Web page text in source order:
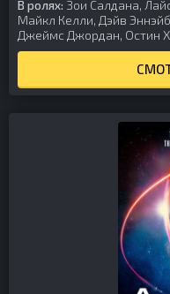
В ролях: Зои Салдана,
Майкл Келли, Дэйв
Джеймс Джордан, Остин